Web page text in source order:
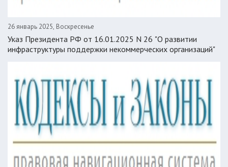
26 январь 2025, Воскресенье
Указ Президента РФ от 16.01.2025 N 26 "О развитии
инфраструктуры поддержки некоммерческих организаций"